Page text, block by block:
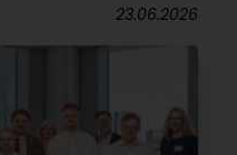
23.06.2026